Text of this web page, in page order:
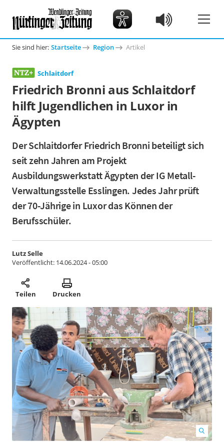
Sie sind hier: Startseite Region Artikel
Schlaitdorf
Friedrich Bronni aus Schlaitdorf
hilft Jugendlichen in Luxor in
Ägypten
Der Schlaitdorfer Friedrich Bronni beteiligt sich
seit zehn Jahren am Projekt
Ausbildungswerkstatt Ägypten der IG Metall-
Verwaltungsstelle Esslingen. Jedes Jahr prüft
der 70-Jährige in Luxor das Können der
Berufsschüler.
Lutz Selle
Veröffentlicht: 14.06.2024 - 05:00
Teilen Drucken